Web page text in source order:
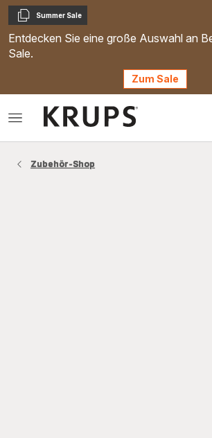
Kopieren
Summer Sale
Entdecken Sie eine große Auswahl an
Sale.
Zum Sale
Das
Zubehör-Shop